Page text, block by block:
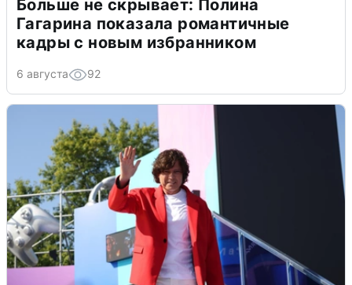
Больше не скрывает: Полина
Гагарина показала романтичные
кадры с новым избранником
6 августа 92